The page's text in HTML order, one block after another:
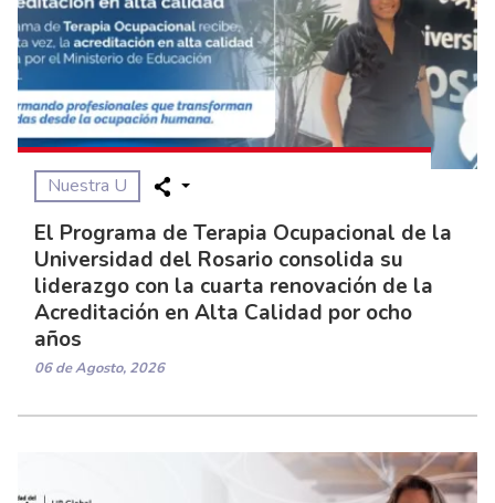
Nuestra U
El Programa de Terapia Ocupacional de la
Universidad del Rosario consolida su
liderazgo con la cuarta renovación de la
Acreditación en Alta Calidad por ocho
años
06 de Agosto, 2026